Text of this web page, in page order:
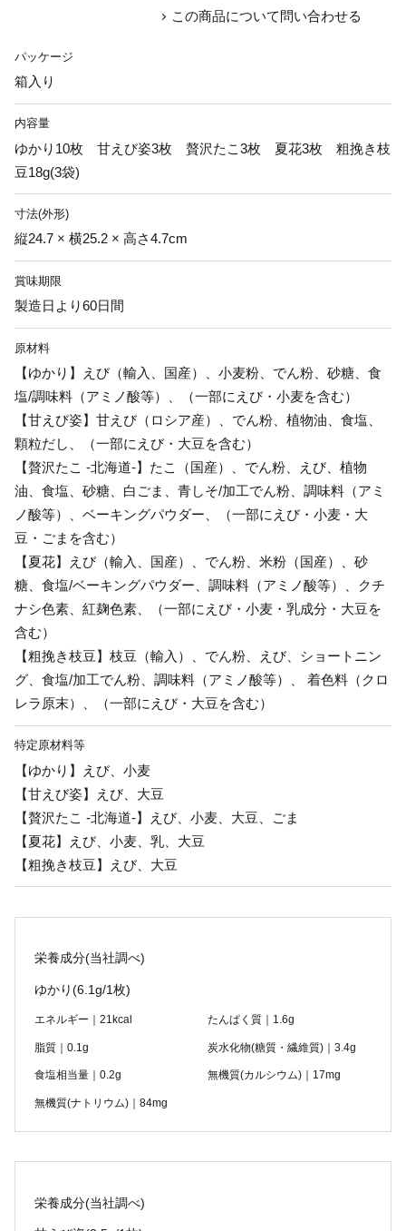
この商品について問い合わせる
パッケージ
箱入り
内容量
ゆかり10枚 甘えび姿3枚 贅沢たこ3枚 夏花3枚 粗挽き枝
豆18g(3袋)
寸法(外形)
縦24.7 × 横25.2 × 高さ4.7cm
賞味期限
製造日より60日間
原材料
【ゆかり】えび（輸入、国産）、小麦粉、でん粉、砂糖、食
塩/調味料（アミノ酸等）、（一部にえび・小麦を含む）
【甘えび姿】甘えび（ロシア産）、でん粉、植物油、食塩、
顆粒だし、（一部にえび・大豆を含む）
【贅沢たこ -北海道-】たこ（国産）、でん粉、えび、植物
油、食塩、砂糖、白ごま、青しそ/加工でん粉、調味料（アミ
ノ酸等）、ベーキングパウダー、（一部にえび・小麦・大
豆・ごまを含む）
【夏花】えび（輸入、国産）、でん粉、米粉（国産）、砂
糖、食塩/ベーキングパウダー、調味料（アミノ酸等）、クチ
ナシ色素、紅麹色素、（一部にえび・小麦・乳成分・大豆を
含む）
【粗挽き枝豆】枝豆（輸入）、でん粉、えび、ショートニン
グ、食塩/加工でん粉、調味料（アミノ酸等）、 着色料（クロ
レラ原末）、（一部にえび・大豆を含む）
特定原材料等
【ゆかり】えび、小麦
【甘えび姿】えび、大豆
【贅沢たこ -北海道-】えび、小麦、大豆、ごま
【夏花】えび、小麦、乳、大豆
【粗挽き枝豆】えび、大豆
栄養成分(当社調べ)
ゆかり(6.1g/1枚)
エネルギー｜21kcal たんぱく質｜1.6g
脂質｜0.1g 炭水化物(糖質・繊維質)｜3.4g
食塩相当量｜0.2g 無機質(カルシウム)｜17mg
無機質(ナトリウム)｜84mg
栄養成分(当社調べ)